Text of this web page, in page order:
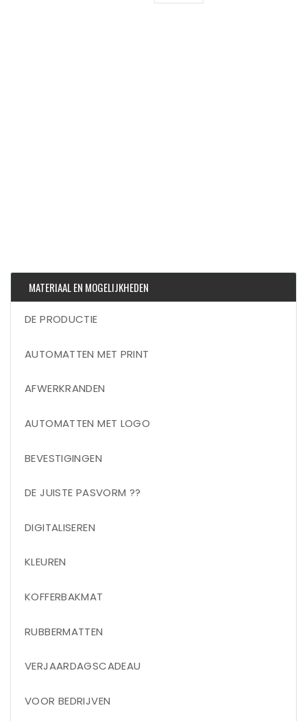
MATERIAAL EN MOGELIJKHEDEN
DE PRODUCTIE
AUTOMATTEN MET PRINT
AFWERKRANDEN
AUTOMATTEN MET LOGO
BEVESTIGINGEN
DE JUISTE PASVORM ??
DIGITALISEREN
KLEUREN
KOFFERBAKMAT
RUBBERMATTEN
VERJAARDAGSCADEAU
VOOR BEDRIJVEN